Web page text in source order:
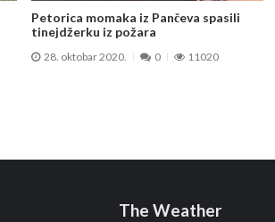
Petorica momaka iz Pančeva spasili
tinejdžerku iz požara
28. oktobar 2020. 0 11020
The Weather